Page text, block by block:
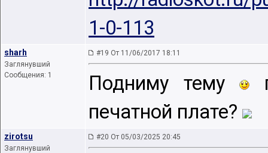
1-0-113
sharh
Заглянувший
Сообщения: 1
#19 От 11/06/2017 18:11
Подниму тему
печатной плате?
zirotsu
Заглянувший
#20 От 05/03/2025 20:45